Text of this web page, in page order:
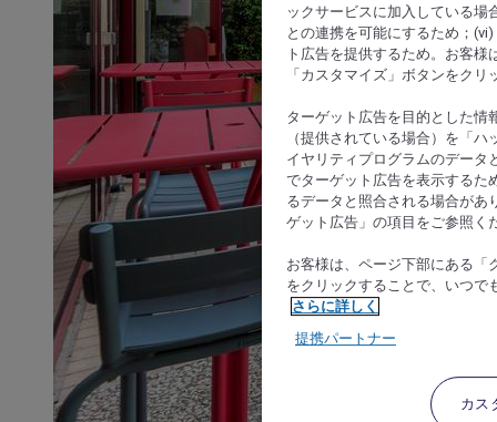
ックサービスに加入している場
との連携を可能にするため；
ト広告を提供するため。お客
「カスタマイズ」ボタンをク
ターゲット広告を目的とした情
（提供されている場合）を「
イヤリティプログラムのデータ
でターゲット広告を表示するた
るデータと照合される場合があ
ゲット広告」の項目をご参照く
お客様は、ページ下部にある「
をクリックすることで、いつで
さらに詳しく
提携パートナー
カス